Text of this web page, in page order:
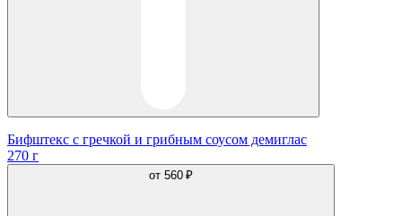
Бифштекс с гречкой и грибным соусом демиглас
270 г
от 560 ₽